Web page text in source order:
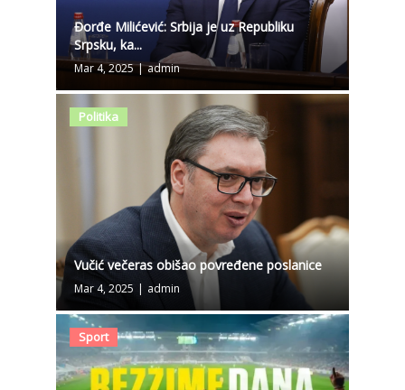
Đorđe Milićević: Srbija je uz Republiku
Srpsku, ka...
Mar 4, 2025 | admin
Politika
Vučić večeras obišao povređene poslanice
Mar 4, 2025 | admin
Sport